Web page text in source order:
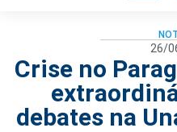
26/
Crise no
debates na